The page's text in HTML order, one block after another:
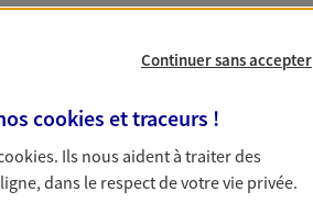
Continuer sans accepter
cookies et traceurs !
. Ils nous aident à traiter des
dans le respect de votre vie privée.